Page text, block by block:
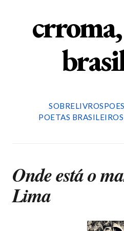
SOBRELIVROS
POETAS BRASILEIROS
Onde está o
Lima